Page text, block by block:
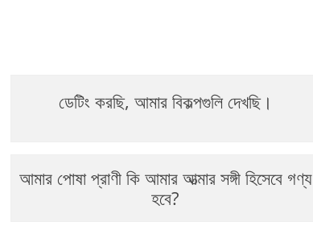
ডেটিং করছি, আমার বিকল্পগুলি দেখছি।
আমার পোষা প্রাণী কি আমার আত্মার সঙ্গী হিসেবে গণ্য
হবে?